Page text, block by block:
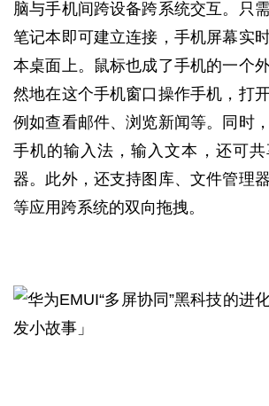
脑与手机间跨设备跨系统交互。只
笔记本即可建立连接，手机屏幕实
本桌面上。鼠标也成了手机的一个
然地在这个手机窗口操作手机，打
例如查看邮件、浏览新闻等。同时
手机的输入法，输入文本，还可
器。此外，还支持图库、文件管理
等应用跨系统的双向拖拽。